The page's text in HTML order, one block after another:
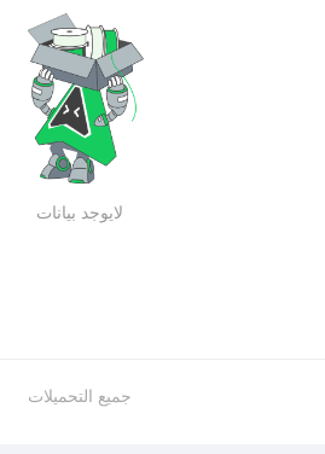
لايوجد بيانات
جميع التحميلات